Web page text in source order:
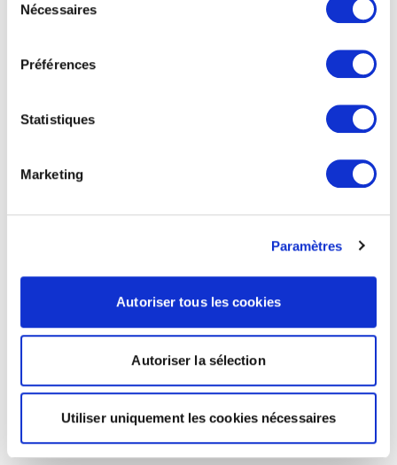
Nécessaires
Préférences
Statistiques
Marketing
Paramètres
Autoriser tous les cookies
Autoriser la sélection
Utiliser uniquement les cookies nécessaires